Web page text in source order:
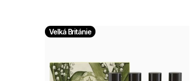
Velká Británie